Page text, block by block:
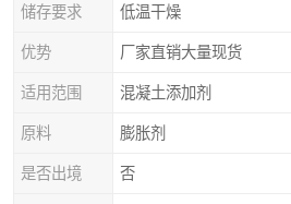
储存要求 低温干燥
优势 厂家直销大量现货
适用范围 混凝土添加剂
原料 膨胀剂
是否出境 否